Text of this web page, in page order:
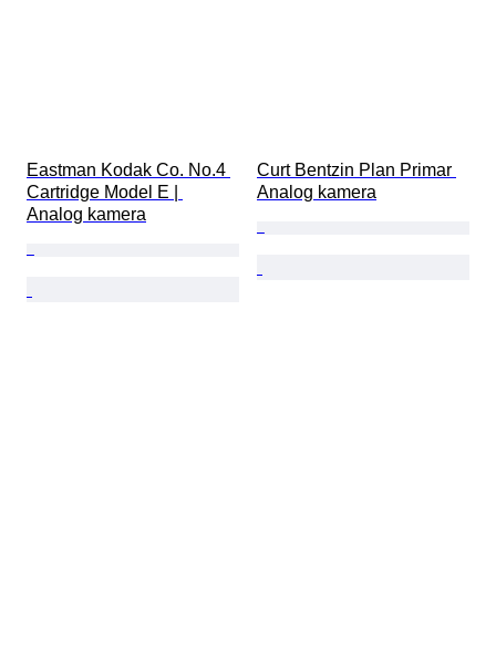
Eastman Kodak Co. No.4
Cartridge Model E |
Analog kamera
Curt Bentzin Plan Primar
Analog kamera